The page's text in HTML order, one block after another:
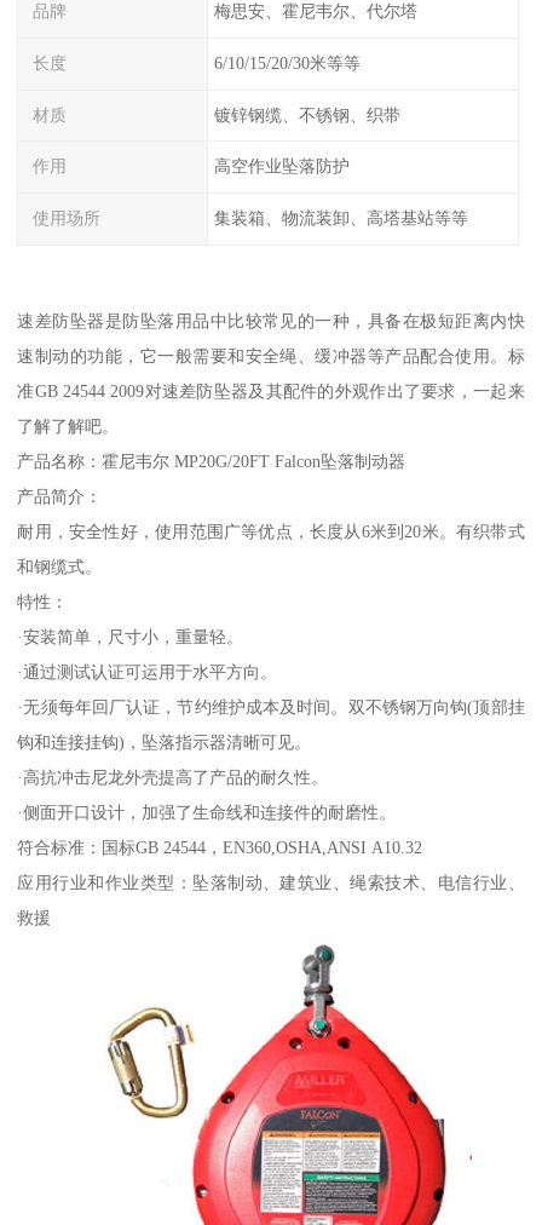
品牌 梅思安、霍尼韦尔、代尔塔
长度 6/10/15/20/30米等等
材质 镀锌钢缆、不锈钢、织带
作用 高空作业坠落防护
使用场所 集装箱、物流装卸、高塔基站等等
速差防坠器是防坠落用品中比较常见的一种，具备在极短距离内快
速制动的功能，它一般需要和安全绳、缓冲器等产品配合使用。标
准GB 24544 2009对速差防坠器及其配件的外观作出了要求，一起来
了解了解吧。
产品名称：霍尼韦尔 MP20G/20FT Falcon坠落制动器
产品简介：
耐用，安全性好，使用范围广等优点，长度从6米到20米。有织带式
和钢缆式。
特性：
·安装简单，尺寸小，重量轻。
·通过测试认证可运用于水平方向。
·无须每年回厂认证，节约维护成本及时间。双不锈钢万向钩(顶部挂
钩和连接挂钩)，坠落指示器清晰可见。
·高抗冲击尼龙外壳提高了产品的耐久性。
·侧面开口设计，加强了生命线和连接件的耐磨性。
符合标准：国标GB 24544，EN360,OSHA,ANSI A10.32
应用行业和作业类型：坠落制动、建筑业、绳索技术、电信行业、
救援